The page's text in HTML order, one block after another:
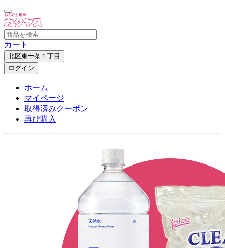
カート
北区東十条１丁目
ログイン
ホーム
マイページ
取得済みクーポン
再び購入